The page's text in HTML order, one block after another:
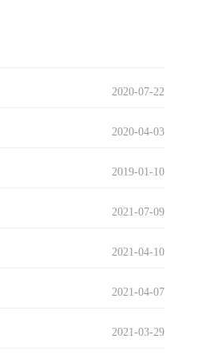
2020-04-03
2019-01-10
2021-07-09
2021-04-10
2021-04-07
2021-03-29
2021-02-05